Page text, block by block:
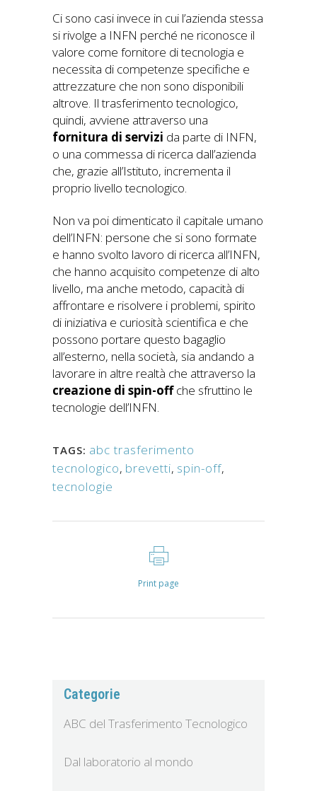
Ci sono casi invece in cui l’azienda stessa
si rivolge a INFN perché ne riconosce il
valore come fornitore di tecnologia e
necessita di competenze specifiche e
attrezzature che non sono disponibili
altrove. Il trasferimento tecnologico,
quindi, avviene attraverso una
fornitura di servizi da parte di INFN,
o una commessa di ricerca dall’azienda
che, grazie all’Istituto, incrementa il
proprio livello tecnologico.
Non va poi dimenticato il capitale umano
dell’INFN: persone che si sono formate
e hanno svolto lavoro di ricerca all’INFN,
che hanno acquisito competenze di alto
livello, ma anche metodo, capacità di
affrontare e risolvere i problemi, spirito
di iniziativa e curiosità scientifica e che
possono portare questo bagaglio
all’esterno, nella società, sia andando a
lavorare in altre realtà che attraverso la
creazione di spin-offche sfruttino le
tecnologie dell’INFN.
TAGS: abc trasferimento
tecnologico, brevetti, spin-off,
tecnologie
Print page
Categorie
ABC del Trasferimento Tecnologico
Dal laboratorio al mondo